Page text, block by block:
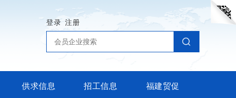
登录 注册
供求信息 招工信息 福建贸促